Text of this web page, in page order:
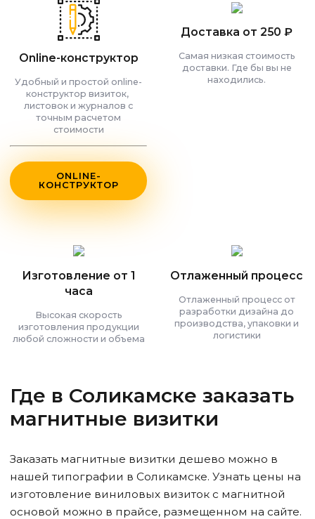
Online-конструктор
Удобный и простой online-
конструктор визиток,
листовок и журналов с
точным расчетом
стоимости
ONLINE-
КОНСТРУКТОР
Доставка от 250 ₽
Самая низкая стоимость
доставки. Где бы вы не
находились.
Изготовление от 1
часа
Высокая скорость
изготовления продукции
любой сложности и объема
Отлаженный процесс
Отлаженный процесс от
разработки дизайна до
производства, упаковки и
логистики
Где в Соликамске заказать
магнитные визитки
Заказать магнитные визитки дешево можно в
нашей типографии в Соликамске. Узнать цены на
изготовление виниловых визиток с магнитной
основой можно в прайсе, размещенном на сайте.